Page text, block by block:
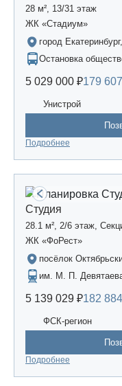
28 м², 13/31 этаж
ЖК «Стадиум»
город
Остановка
5 029 000 ₽179
Унистрой
Подробнее
Студия
28.1 м², 2/6 этаж,
ЖК «ФоРест»
посёлок
им. М. П.
5 139 029 ₽182
ФСК-регион
Подробнее